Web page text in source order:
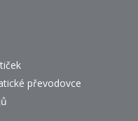
převodovce